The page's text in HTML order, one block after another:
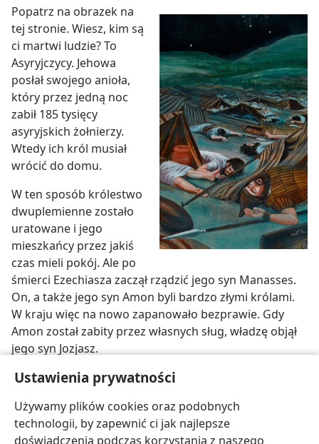
Ustawienia prywatności
Używamy plików cookies oraz podobnych
technologii, by zapewnić ci jak najlepsze
doświadczenia podczas korzystania z naszego
Popatrz na obrazek na
tej stronie. Wiesz, kim są
ci martwi ludzie? To
Asyryjczycy. Jehowa
posłał swojego anioła,
który przez jedną noc
zabił 185 tysięcy
asyryjskich żołnierzy.
Wtedy ich król musiał
wrócić do domu.
W ten sposób królestwo
dwuplemienne zostało
uratowane i jego
mieszkańcy przez jakiś
czas mieli pokój. Ale po
śmierci Ezechiasza zaczął rządzić jego syn Manasses.
On, a także jego syn Amon byli bardzo złymi królami.
W kraju więc na nowo zapanowało bezprawie. Gdy
Amon został zabity przez własnych sług, władzę objął
jego syn Jozjasz.
2 Królów 18:1-36; 19:1-37;
Pytania do studium